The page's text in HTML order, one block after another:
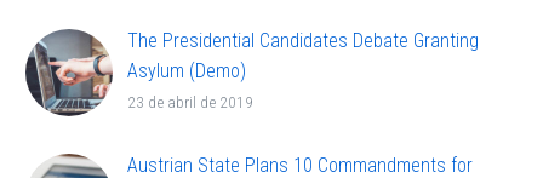
The Presidential Candidates Debate Granting
Asylum (Demo)
Lorem ipsum dolor sit ametcon sectetur
et dolore.
23 de abril de 2019
Austrian State Plans 10 Commandments for